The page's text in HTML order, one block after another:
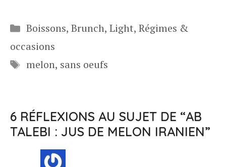
Catégories
Boissons, Brunch, Light, Régimes &
occasions
Étiquettes
melon, sans oeufs
6 RÉFLEXIONS AU SUJET DE “AB
TALEBI : JUS DE MELON IRANIEN”